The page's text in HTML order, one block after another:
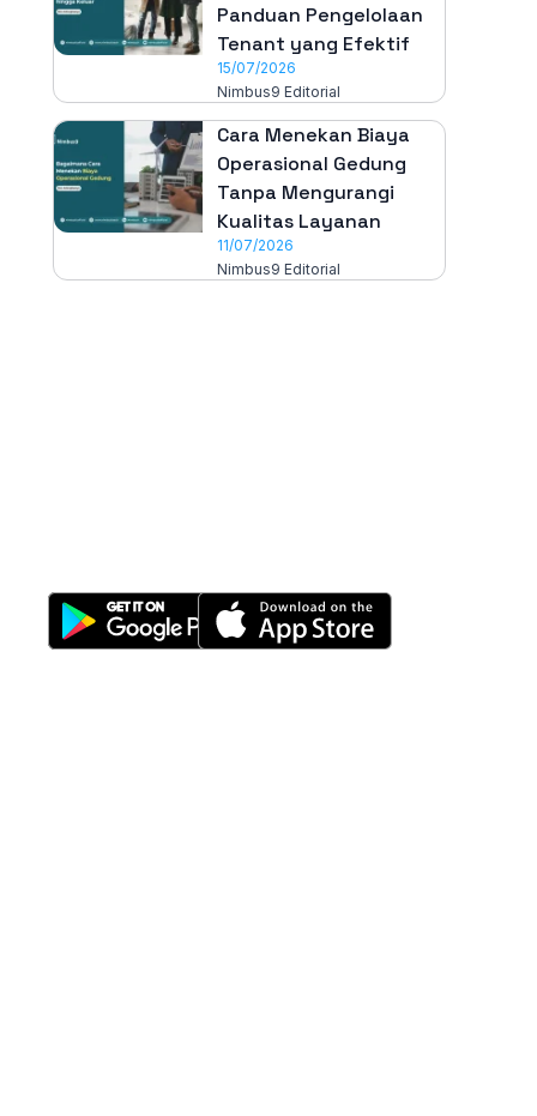
Panduan Pengelolaan
Tenant yang Efektif
15/07/2026
Nimbus9 Editorial
Cara Menekan Biaya
Operasional Gedung
Tanpa Mengurangi
Kualitas Layanan
11/07/2026
Nimbus9 Editorial